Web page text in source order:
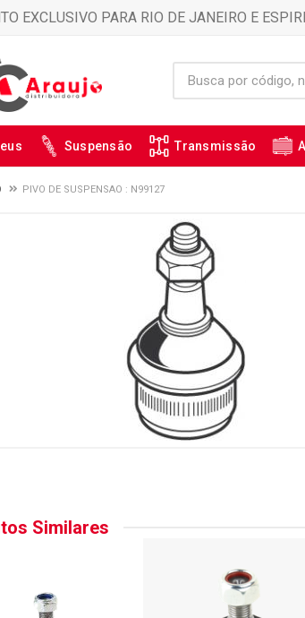
EXCLUSIVO PARA RIO DE JANEIRO E
Suspensão Transmissão
PIVO DE SUSPENSAO : N99127
Similares